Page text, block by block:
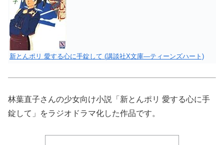
新とんポリ 愛する心に手錠して (講談社X文庫―ティーンズハート)
林葉直子さんの少女向け小説「新とんポリ 愛する心に手
錠して」をラジオドラマ化した作品です。